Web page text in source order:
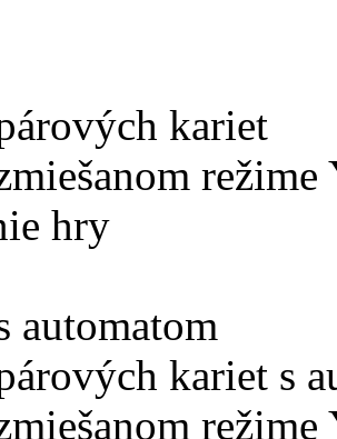
kariet
režime
hry
automatom
kariet s
režime